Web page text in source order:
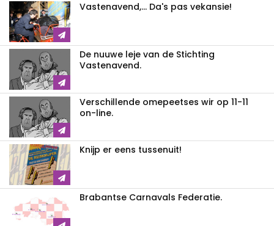
Vastenavend,... Da's pas vekansie!
De nuuwe leje van de Stichting
Vastenavend.
Verschillende omepeetses wir op 11-11
on-line.
Knijp er eens tussenuit!
Brabantse Carnavals Federatie.